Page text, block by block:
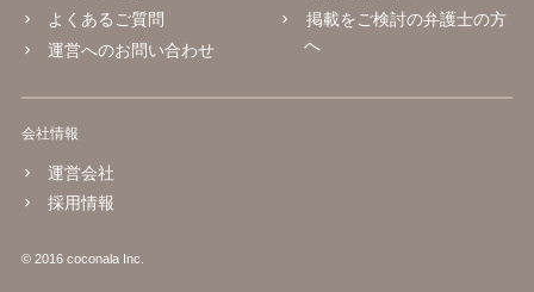
よくあるご質問
運営へのお問い合わせ
掲載をご検討の弁護士の方
へ
会社情報
運営会社
採用情報
© 2016 coconala Inc.